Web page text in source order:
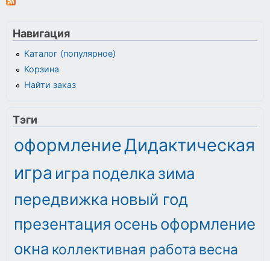
Навигация
Каталог (популярное)
Корзина
Найти заказ
Тэги
оформлениеДидактическая
игра игра поделка зима
передвижка новый год
презентация осеньоформление
окна коллективная работа весна